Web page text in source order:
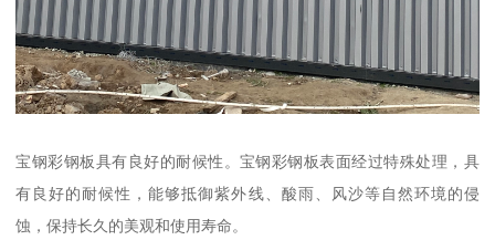
宝钢彩钢板具有良好的耐候性。宝钢彩钢板表面经过特殊处理，具
有良好的耐候性，能够抵御紫外线、酸雨、风沙等自然环境的侵
蚀，保持长久的美观和使用寿命。